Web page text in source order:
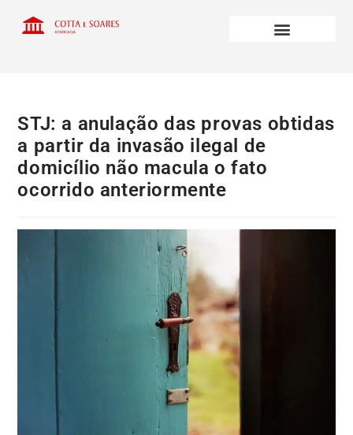
STJ: a anulação das provas obtidas
a partir da invasão ilegal de
domicílio não macula o fato
ocorrido anteriormente